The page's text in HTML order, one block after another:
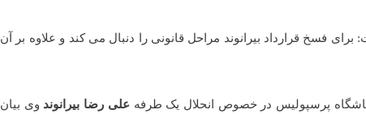
پرسپولیس در خصوص انحلال یک طرفه علی رضا بیرانوند وی بیان